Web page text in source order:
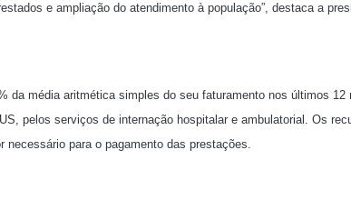
e ampliação do atendimento à população”, destaca a
da média aritmética simples do seu faturamento nos últimos 12
pelos serviços de internação hospitalar e ambulatorial. Os
para o pagamento das prestações.